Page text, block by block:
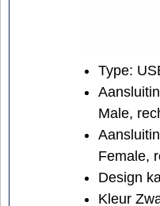
Type:
Male,
Female,
Design
Kleur